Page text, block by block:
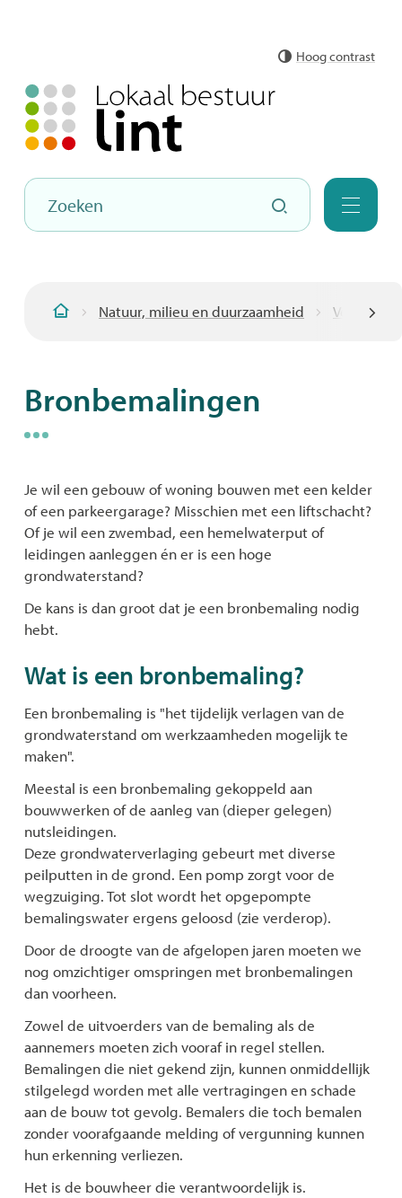
Hoog contrast
Hoe
kunnen
we
Zoeken
Menu
links
Natuur, milieu en duurzaamheid
Bronbemalingen
Je wil een gebouw of woning bouwen met een kelder
of een parkeergarage? Misschien met een liftschacht?
Of je wil een zwembad, een hemelwaterput of
leidingen aanleggen én er is een hoge
grondwaterstand?
De kans is dan groot dat je een bronbemaling nodig
hebt.
Wat is een bronbemaling?
Een bronbemaling is "het tijdelijk verlagen van de
grondwaterstand om werkzaamheden mogelijk te
maken".
Meestal is een bronbemaling gekoppeld aan
bouwwerken of de aanleg van (dieper gelegen)
nutsleidingen.
Deze grondwaterverlaging gebeurt met diverse
peilputten in de grond. Een pomp zorgt voor de
wegzuiging. Tot slot wordt het opgepompte
bemalingswater ergens geloosd (zie verderop).
Door de droogte van de afgelopen jaren moeten we
nog omzichtiger omspringen met bronbemalingen
dan voorheen.
Zowel de uitvoerders van de bemaling als de
aannemers moeten zich vooraf in regel stellen.
Bemalingen die niet gekend zijn, kunnen onmiddellijk
stilgelegd worden met alle vertragingen en schade
aan de bouw tot gevolg. Bemalers die toch bemalen
zonder voorafgaande melding of vergunning kunnen
hun erkenning verliezen.
Het is de bouwheer die verantwoordelijk is.